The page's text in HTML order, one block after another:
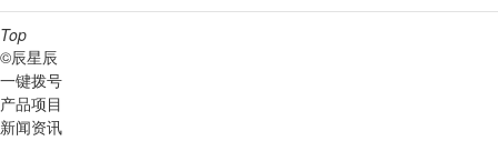
Top
©辰星辰
一键拨号
产品项目
新闻资讯